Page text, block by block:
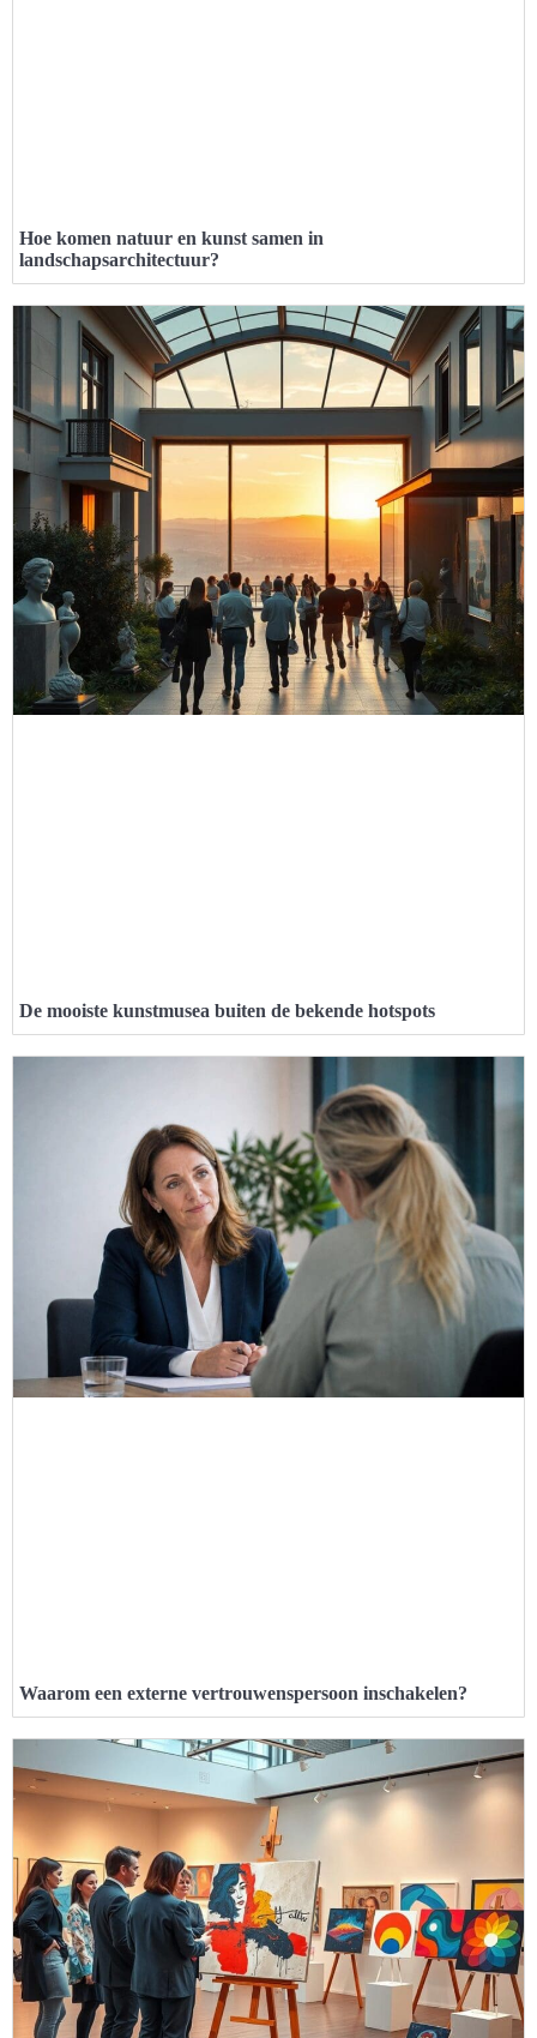
Hoe komen natuur en kunst samen in
landschapsarchitectuur?
De mooiste kunstmusea buiten de bekende hotspots
Waarom een externe vertrouwenspersoon inschakelen?